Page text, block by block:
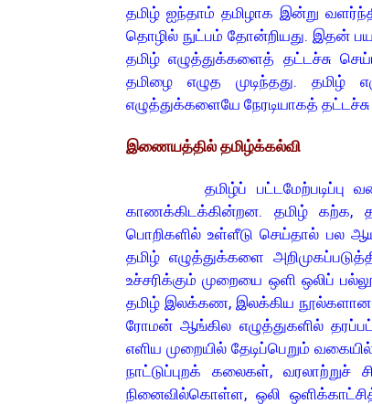
தமிழ் ஐந்தாம் தமிழாக இன்று
தொழில் நுட்பம் தோன்றியது. இதன்
தமிழ் எழுத்துக்களைத் தட்டச்சு
தமிழை எழுத முடிந்தது. தமிழ்
எழுத்துக்களையே நேரடியாகத்
இணையத்தில் தமிழ்க்கல்வி
தமிழ்ப் பட்டமேற்படிப்பு வரை
காணக்கிடக்கின்றன. தமிழ் கற்க,
பொறிகளில் உள்ளீடு செய்தால் பல
தமிழ் எழுத்துக்களை
உச்சரிக்கும் முறையை ஒளி ஒலிப்
தமிழ் இலக்கண, இலக்கிய நூல்களான
ரோமன் ஆங்கில எழுத்துகளில்
எளிய முறையில் தேடிப்பெறும்
நாட்டுப்புறக் கலைகள்,
நினைவில்கொள்ள, ஒலி